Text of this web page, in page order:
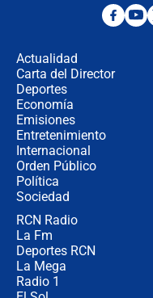
Actualidad
Carta del Director
Deportes
Economía
Emisiones
Entretenimiento
Internacional
Orden Público
Política
Sociedad
RCN Radio
La Fm
Deportes RCN
La Mega
Radio 1